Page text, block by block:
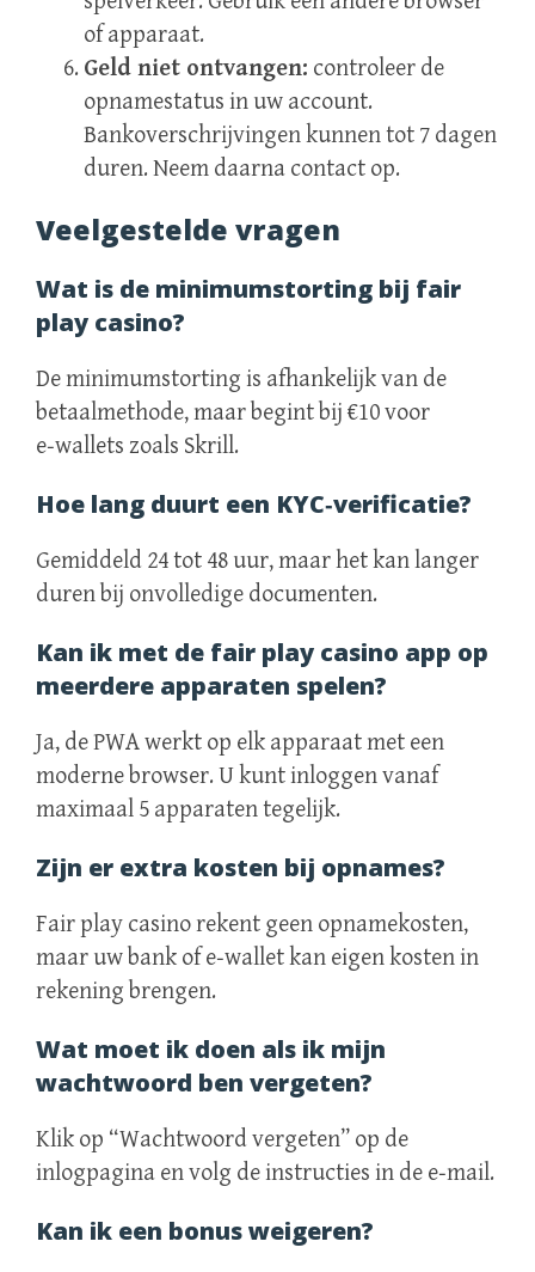
of apparaat.
Geld niet ontvangen: controleer de
opnamestatus in uw account.
Bankoverschrijvingen kunnen tot 7 dagen
duren. Neem daarna contact op.
Veelgestelde vragen
Wat is de minimumstorting bij fair
play casino?
De minimumstorting is afhankelijk van de
betaalmethode, maar begint bij €10 voor
e‑wallets zoals Skrill.
Hoe lang duurt een KYC‑verificatie?
Gemiddeld 24 tot 48 uur, maar het kan langer
duren bij onvolledige documenten.
Kan ik met de fair play casino app op
meerdere apparaten spelen?
Ja, de PWA werkt op elk apparaat met een
moderne browser. U kunt inloggen vanaf
maximaal 5 apparaten tegelijk.
Zijn er extra kosten bij opnames?
Fair play casino rekent geen opnamekosten,
maar uw bank of e‑wallet kan eigen kosten in
rekening brengen.
Wat moet ik doen als ik mijn
wachtwoord ben vergeten?
Klik op “Wachtwoord vergeten” op de
inlogpagina en volg de instructies in de e‑mail.
Kan ik een bonus weigeren?